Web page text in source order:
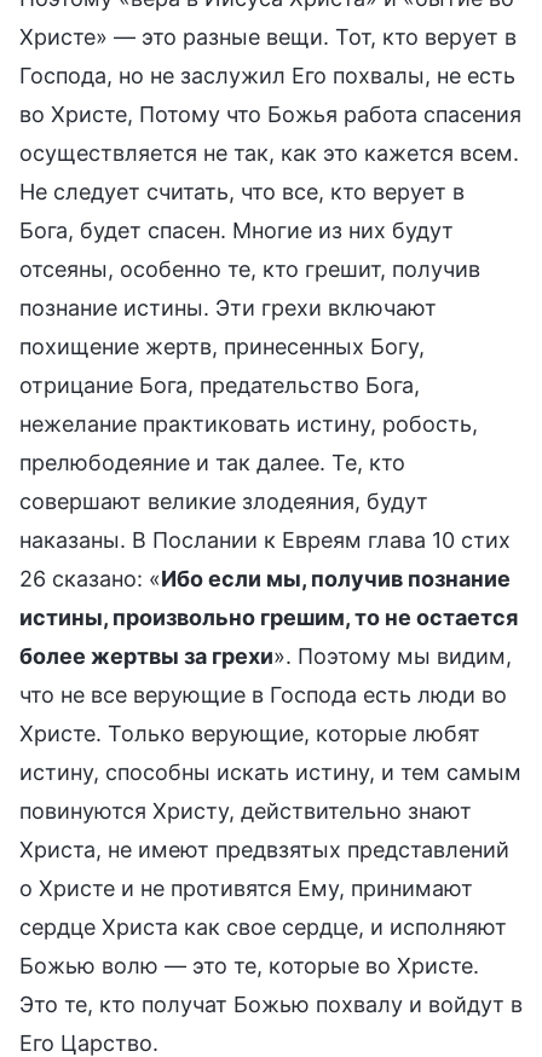
Христе» — это разные вещи. Тот, кто верует в
Господа, но не заслужил Его похвалы, не есть
во Христе, Потому что Божья работа спасения
осуществляется не так, как это кажется всем.
Не следует считать, что все, кто верует в
Бога, будет спасен. Многие из них будут
отсеяны, особенно те, кто грешит, получив
познание истины. Эти грехи включают
похищение жертв, принесенных Богу,
отрицание Бога, предательство Бога,
нежелание практиковать истину, робость,
прелюбодеяние и так далее. Те, кто
совершают великие злодеяния, будут
наказаны. В Послании к Евреям глава 10 стих
26 сказано: «Ибо если мы, получив познание
истины, произвольно грешим, то не остается
более жертвы за грехи». Поэтому мы видим,
что не все верующие в Господа есть люди во
Христе. Только верующие, которые любят
истину, способны искать истину, и тем самым
повинуются Христу, действительно знают
Христа, не имеют предвзятых представлений
о Христе и не противятся Ему, принимают
сердце Христа как свое сердце, и исполняют
Божью волю — это те, которые во Христе.
Это те, кто получат Божью похвалу и войдут в
Его Царство.